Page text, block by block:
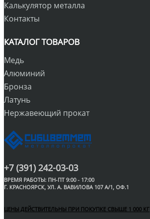
Калькулятор металла
Контакты
КАТАЛОГ ТОВАРОВ
Медь
Алюминий
Бронза
Латунь
Нержавеющий прокат
+7 (391) 242-03-03
ВРЕМЯ РАБОТЫ: ПН-ПТ 9:00 - 17:00
Г. КРАСНОЯРСК, УЛ. А. ВАВИЛОВА 107 А/1, ОФ.1
ЦЕНЫ ДЕЙСТВИТЕЛЬНЫ ПРИ ПОКУПКЕ СВЫШЕ 1 000 КГ